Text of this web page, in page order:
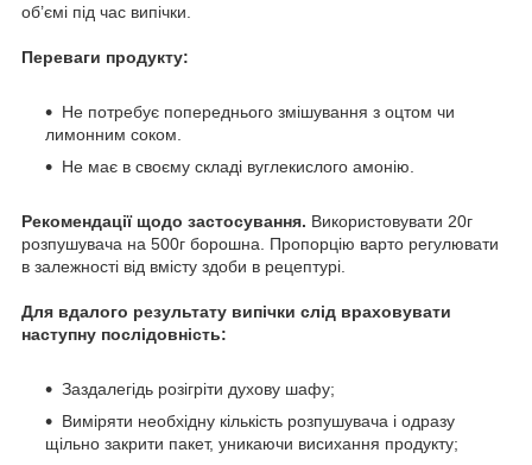
об’ємі під час випічки.
Переваги продукту:
Не потребує попереднього змішування з оцтом чи
лимонним соком.
Не має в своєму складі вуглекислого амонію.
Рекомендації щодо застосування. Використовувати 20г
розпушувача на 500г борошна. Пропорцію варто регулювати
в залежності від вмісту здоби в рецептурі.
Для вдалого результату випічки слід враховувати
наступну послідовність:
Заздалегідь розігріти духову шафу;
Виміряти необхідну кількість розпушувача і одразу
щільно закрити пакет, уникаючи висихання продукту;